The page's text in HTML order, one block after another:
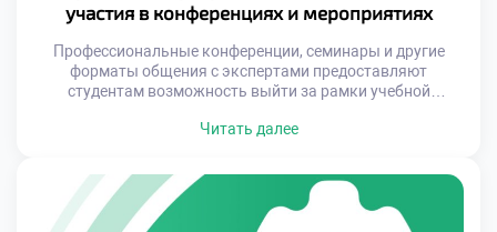
участия в конференциях и мероприятиях
Профессиональные конференции, семинары и другие
форматы общения с экспертами предоставляют
студентам возможность выйти за рамки учебной
Такие события помогают увидеть практическое
технологии, которые еще не вошли в стандартные
учебные планы. Это особенно важно для специальности,
где скорость изменений в отрасли превышает […]
Читать далее